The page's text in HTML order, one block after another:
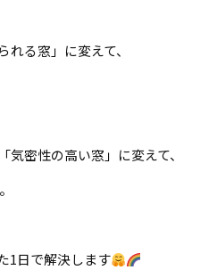
れる窓」に変えて、
気密性の高い窓」に変えて、
1日で解決します